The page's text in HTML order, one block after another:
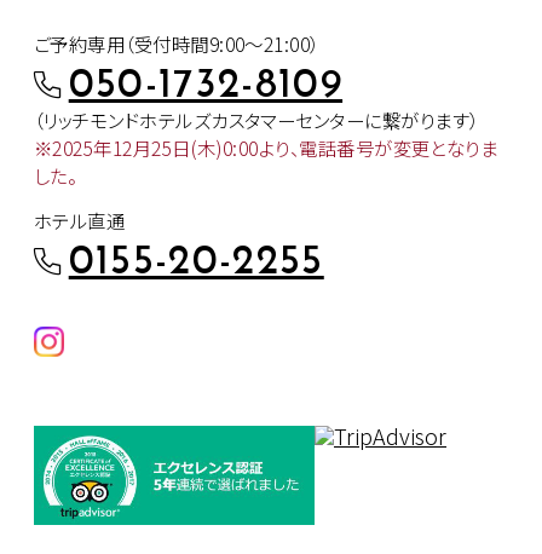
ご予約専用（受付時間9:00～21:00）
050-1732-8109
（リッチモンドホテルズカスタマーセンターに繋がります）
※2025年12月25日(木)0:00より、電話番号が変更となりま
した。
ホテル直通
0155-20-2255